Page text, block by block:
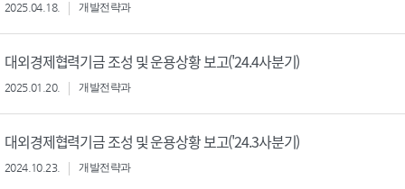
2025.04.18. 개발전략과
대외경제협력기금 조성 및 운용상황 보고('24.4사분기)
2025.01.20. 개발전략과
대외경제협력기금 조성 및 운용상황 보고('24.3사분기)
2024.10.23. 개발전략과